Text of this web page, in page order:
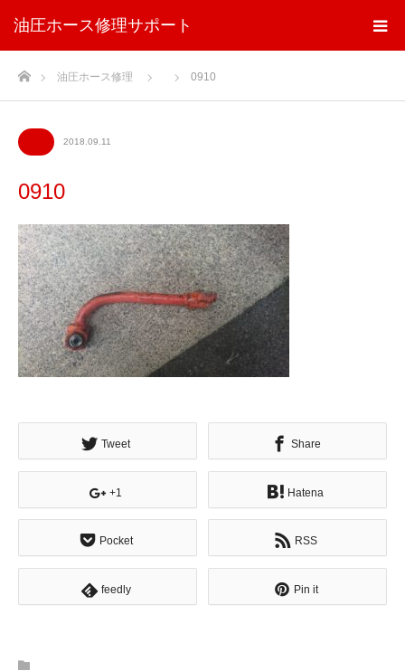
油圧ホース修理サポート
ホーム油圧ホース修理 0910
2018.09.11
0910
Tweet Share
+1 Hatena
Pocket RSS
feedly Pin it